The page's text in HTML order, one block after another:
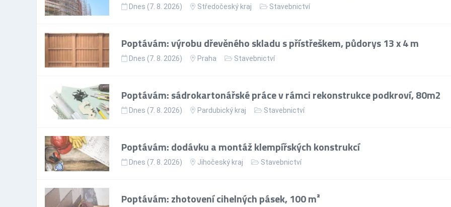
Dnes (7. 8. 2026) Středočeský kraj Stavebnictví
Poptávám: výrobu dřevěného skladu s přístřeškem, půdorys 13 x 4 m
Dnes (7. 8. 2026) Praha Stavebnictví
Poptávám: sádrokartonářské práce v rámci rekonstrukce podkroví, 80m2
Dnes (7. 8. 2026) Pardubický kraj Stavebnictví
Poptávám: dodávku a montáž klempířských konstrukcí
Dnes (7. 8. 2026) Jihočeský kraj Stavebnictví
Poptávám: zhotovení cihelných pásek, 100 m²